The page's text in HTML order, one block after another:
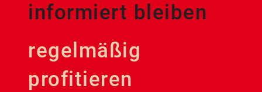
informiert bleiben
regelmäßig
profitieren